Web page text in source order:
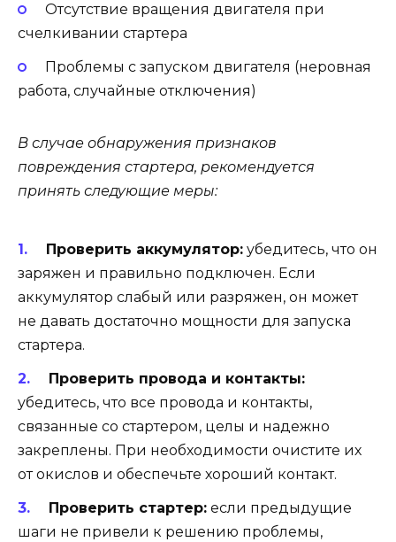
Отсутствие вращения двигателя при
счелкивании стартера
Проблемы с запуском двигателя (неровная
работа, случайные отключения)
В случае обнаружения признаков
повреждения стартера, рекомендуется
принять следующие меры:
Проверить аккумулятор:убедитесь, что он
заряжен и правильно подключен. Если
аккумулятор слабый или разряжен, он может
не давать достаточно мощности для запуска
стартера.
Проверить провода и контакты:
убедитесь, что все провода и контакты,
связанные со стартером, целы и надежно
закреплены. При необходимости очистите их
от окислов и обеспечьте хороший контакт.
Проверить стартер:если предыдущие
шаги не привели к решению проблемы,